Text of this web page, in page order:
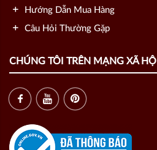
Hướng Dẫn Mua Hàng
Câu Hỏi Thường Gặp
CHÚNG TÔI TRÊN MẠNG XÃ HỘI